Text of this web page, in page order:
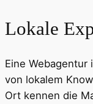
Lokale
Eine
von lokalem
Ort kennen die